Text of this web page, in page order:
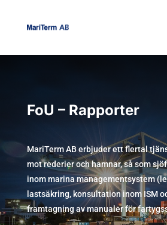
FoU – Rapporter
MariTerm AB erbjuder ett flertal
mot rederier och hamnar, så som
inom marina managementsystem
lastsäkring, konsultation inom ISM
framtagning av manualer för